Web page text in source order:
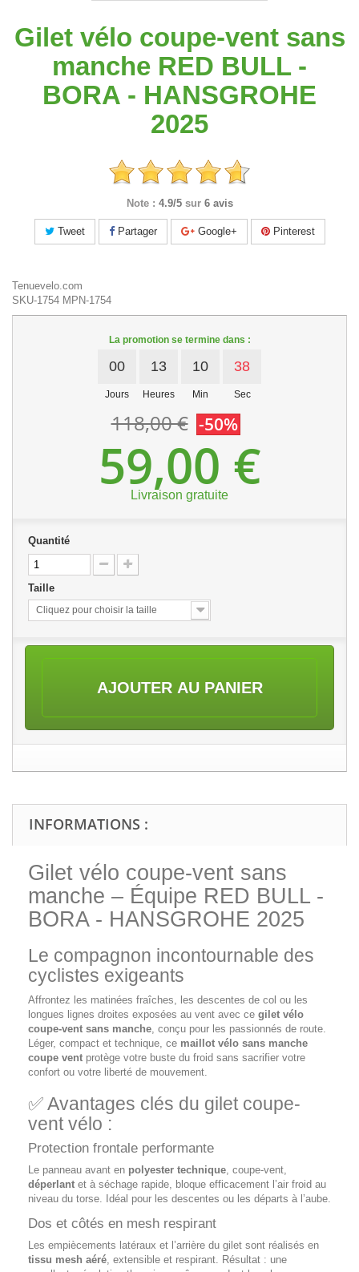
Gilet vélo coupe-vent sans
manche RED BULL -
BORA - HANSGROHE
2025
Note : 4.9/5 sur 6 avis
Tweet Partager Google+ Pinterest
Tenuevelo.com
SKU-1754 MPN-1754
La promotion se termine dans :
00
Jours
13
Heures
10
Min
38
Sec
118,00 € -50%
59,00 €
Livraison gratuite
Quantité
Taille
Cliquez pour choisir la taille
AJOUTER AU PANIER
INFORMATIONS :
Gilet vélo coupe-vent sans
manche – Équipe RED BULL -
BORA - HANSGROHE 2025
Le compagnon incontournable des
cyclistes exigeants
Affrontez les matinées fraîches, les descentes de col ou les
longues lignes droites exposées au vent avec ce gilet vélo
coupe-vent sans manche, conçu pour les passionnés de route.
Léger, compact et technique, ce maillot vélo sans manche
coupe vent protège votre buste du froid sans sacrifier votre
confort ou votre liberté de mouvement.
✅ Avantages clés du gilet coupe-
vent vélo :
Protection frontale performante
Le panneau avant en polyester technique, coupe-vent,
déperlant et à séchage rapide, bloque efficacement l’air froid au
niveau du torse. Idéal pour les descentes ou les départs à l’aube.
Dos et côtés en mesh respirant
Les empiècements latéraux et l’arrière du gilet sont réalisés en
tissu mesh aéré, extensible et respirant. Résultat : une